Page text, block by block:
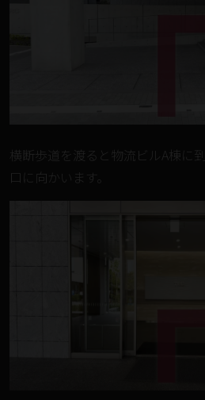
横断歩道を渡ると物流ビルA棟に
口に向かいます。